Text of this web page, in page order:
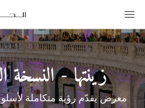
زينتها - النسخة
معرض يقدّم رؤية متكاملة